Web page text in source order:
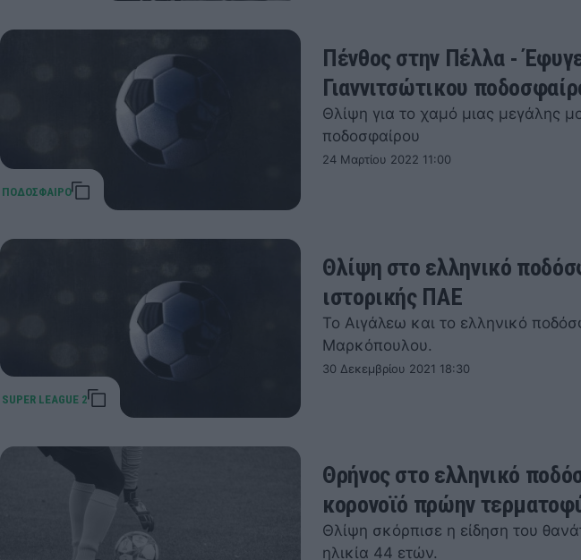
Πένθος στην Πέλλα -
Γιαννιτσώτικου
Θλίψη για το χαμό μιας μεγάλης
ποδοσφαίρου
24 Μαρτίου 2022 11:00
Θλίψη στο ελληνικό
ιστορικής ΠΑΕ
Το Αιγάλεω και το ελληνικό
Μαρκόπουλου.
30 Δεκεμβρίου 2021 18:30
Θρήνος στο ελληνικό
κορονοϊό πρώην
Θλίψη σκόρπισε η είδηση του
ηλικία 44 ετών.